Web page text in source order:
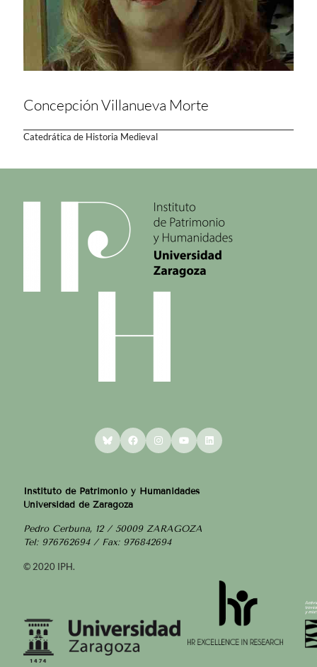
Concepción Villanueva Morte
Catedrática de Historia Medieval
BlueskyFacebookInstagram
YouTubeLinkedIn
Instituto de Patrimonio y Humanidades
Universidad de Zaragoza
Pedro Cerbuna, 12 / 50009 ZARAGOZA
Tel: 976762694 / Fax: 976842694
© 2020 IPH.